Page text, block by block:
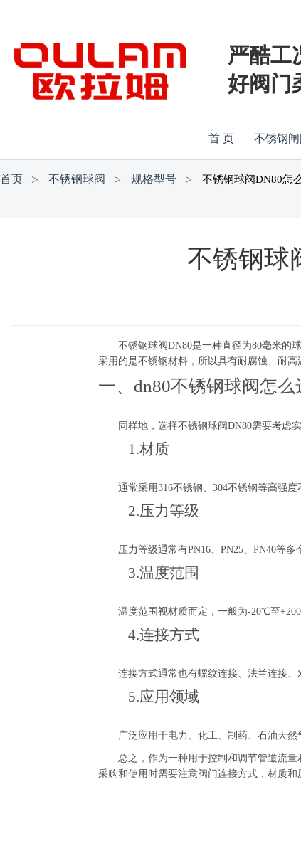
严酷工
好阀门
首 页 不锈钢闸
首页 不锈钢球阀 规格型号 不锈钢球阀DN80怎
不锈钢球
不锈钢球阀DN80是一种直径为80毫米的球
采用的是不锈钢材料，所以具有耐腐蚀、耐
一、dn80不锈钢球阀怎么
同样地，选择不锈钢球阀DN80需要考虑实
1.材质
通常采用316不锈钢、304不锈钢等高强度
2.压力等级
压力等级通常有PN16、PN25、PN40等多
3.温度范围
温度范围视材质而定，一般为-20℃至
4.连接方式
连接方式通常也有螺纹连接、法兰连接、
5.应用领域
广泛应用于电力、化工、制药、石油天然
总之，作为一种用于控制和调节管道流量
采购和使用时需要注意阀门连接方式，材质